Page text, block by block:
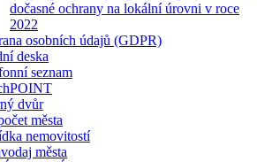
dočasné ochrany na lokální úrovni v roce
2022
osobních údajů (GDPR)
deska
seznam
dvůr
města
nemovitostí
města